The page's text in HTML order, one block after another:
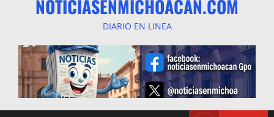
NOTICIASENMICHOACAN.COM
DIARIO EN LINEA